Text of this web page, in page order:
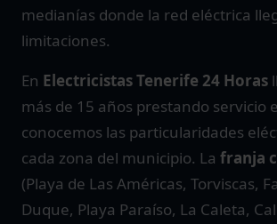
medianías donde la red eléctrica
limitaciones.
En Electricistas Tenerife 24 Horas
más de 15 años prestando servicio
conocemos las particularidades
cada zona del municipio. La franja
(Playa de Las Américas, Torviscas,
Duque, Playa Paraíso, La Caleta,